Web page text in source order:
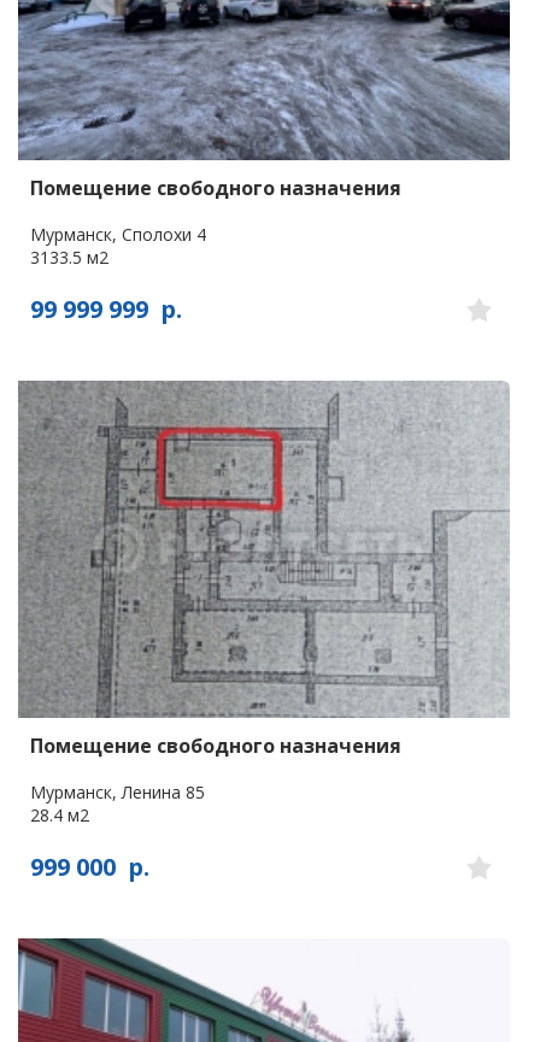
Помещение свободного назначения
Мурманск, Сполохи 4
3133.5 м2
99 999 999 р.
Помещение свободного назначения
Мурманск, Ленина 85
28.4 м2
999 000 р.